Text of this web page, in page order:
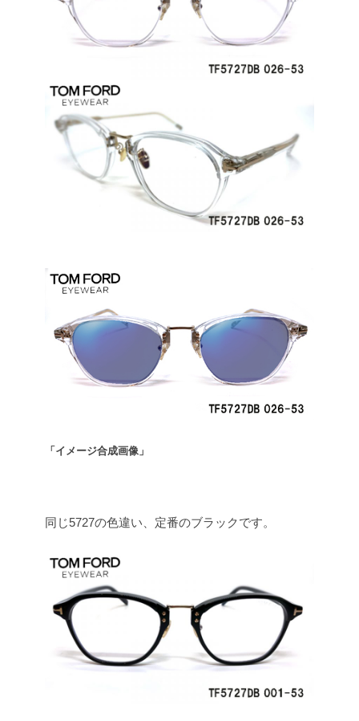
「イメージ合成画像」
同じ5727の色違い、定番のブラックです。